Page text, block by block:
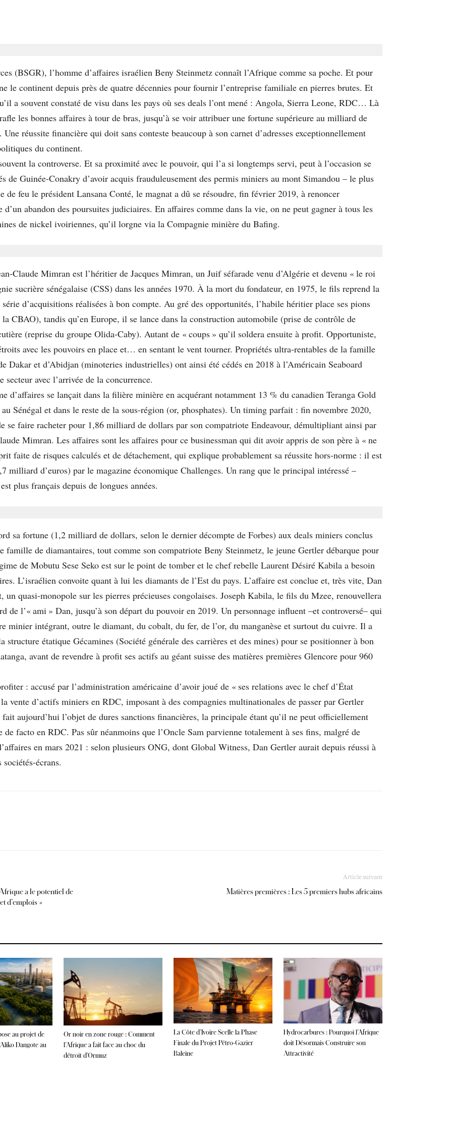
(BSGR), l’homme d’affaires israélien Beny Steinmetz connaît l’Afrique comme sa poche. Et pour
le continent depuis près de quatre décennies pour fournir l’entreprise familiale en pierres brutes. Et
a souvent constaté de visu dans les pays où ses deals l’ont mené : Angola, Sierra Leone, RDC… Là
les bonnes affaires à tour de bras, jusqu’à se voir attribuer une fortune supérieure au milliard de
réussite financière qui doit sans conteste beaucoup à son carnet d’adresses exceptionnellement
du continent.
la controverse. Et sa proximité avec le pouvoir, qui l’a si longtemps servi, peut à l’occasion se
de Guinée-Conakry d’avoir acquis frauduleusement des permis miniers au mont Simandou – le plus
de feu le président Lansana Conté, le magnat a dû se résoudre, fin février 2019, à renoncer
abandon des poursuites judiciaires. En affaires comme dans la vie, on ne peut gagner à tous les
de nickel ivoiriennes, qu’il lorgne via la Compagnie minière du Bafing.
Claude Mimran est l’héritier de Jacques Mimran, un Juif séfarade venu d’Algérie et devenu « le roi
sucrière sénégalaise (CSS) dans les années 1970. À la mort du fondateur, en 1975, le fils reprend la
d’acquisitions réalisées à bon compte. Au gré des opportunités, l’habile héritier place ses pions
CBAO), tandis qu’en Europe, il se lance dans la construction automobile (prise de contrôle de
(reprise du groupe Olida-Caby). Autant de « coups » qu’il soldera ensuite à profit. Opportuniste,
avec les pouvoirs en place et… en sentant le vent tourner. Propriétés ultra-rentables de la famille
Dakar et d’Abidjan (minoteries industrielles) ont ainsi été cédés en 2018 à l’Américain Seaboard
avec l’arrivée de la concurrence.
d’affaires se lançait dans la filière minière en acquérant notamment 13 % du canadien Teranga Gold
Sénégal et dans le reste de la sous-région (or, phosphates). Un timing parfait : fin novembre 2020,
se faire racheter pour 1,86 milliard de dollars par son compatriote Endeavour, démultipliant ainsi par
Mimran. Les affaires sont les affaires pour ce businessman qui dit avoir appris de son père à « ne
faite de risques calculés et de détachement, qui explique probablement sa réussite hors-norme : il est
milliard d’euros) par le magazine économique Challenges. Un rang que le principal intéressé –
plus français depuis de longues années.
sa fortune (1,2 milliard de dollars, selon le dernier décompte de Forbes) aux deals miniers conclus
famille de diamantaires, tout comme son compatriote Beny Steinmetz, le jeune Gertler débarque pour
de Mobutu Sese Seko est sur le point de tomber et le chef rebelle Laurent Désiré Kabila a besoin
L’israélien convoite quant à lui les diamants de l’Est du pays. L’affaire est conclue et, très vite, Dan
quasi-monopole sur les pierres précieuses congolaises. Joseph Kabila, le ﬁls du Mzee, renouvellera
de l’« ami » Dan, jusqu’à son départ du pouvoir en 2019. Un personnage inﬂuent –et controversé– qui
minier intégrant, outre le diamant, du cobalt, du fer, de l’or, du manganèse et surtout du cuivre. Il a
étatique Gécamines (Société générale des carrières et des mines) pour se positionner à bon
avant de revendre à profit ses actifs au géant suisse des matières premières Glencore pour 960
: accusé par l’administration américaine d’avoir joué de « ses relations avec le chef d’État
vente d’actifs miniers en RDC, imposant à des compagnies multinationales de passer par Gertler
aujourd’hui l’objet de dures sanctions financières, la principale étant qu’il ne peut officiellement
facto en RDC. Pas sûr néanmoins que l’Oncle Sam parvienne totalement à ses fins, malgré de
en mars 2021 : selon plusieurs ONG, dont Global Witness, Dan Gertler aurait depuis réussi à
écrans.
a le potentiel de
d’emplois »
Article suivant
Matières premières : Les 5 premiers hubs africains
au projet de
Dangote au
Or noir en zone rouge : Comment
l’Afrique a fait face au choc du
détroit d’Ormuz
La Côte d’Ivoire Scelle la Phase
Finale du Projet Pétro-Gazier
Baleine
Hydrocarbures : Pourquoi l’Afrique
doit Désormais Construire son
Attractivité